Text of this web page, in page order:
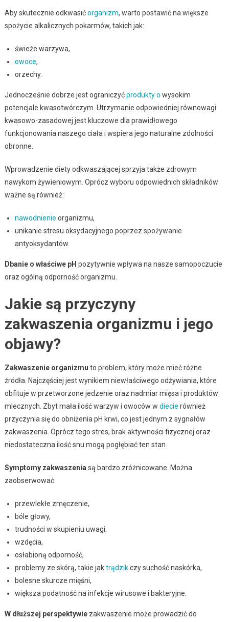
Aby skutecznie odkwasićorganizm, warto postawić na większe
spożycie alkalicznych pokarmów, takich jak:
świeże warzywa,
owoce,
orzechy.
Jednocześnie dobrze jest ograniczyćproduktyo wysokim
potencjale kwasotwórczym. Utrzymanie odpowiedniej równowagi
kwasowo-zasadowej jest kluczowe dla prawidłowego
funkcjonowania naszego ciała i wspiera jego naturalne zdolności
obronne.
Wprowadzenie diety odkwaszającej sprzyja także zdrowym
nawykom żywieniowym. Oprócz wyboru odpowiednich składników
ważne są również:
nawodnienie organizmu,
unikanie stresu oksydacyjnego poprzez spożywanie
antyoksydantów.
Dbanie o właściwe pH pozytywnie wpływa na nasze samopoczucie
oraz ogólną odporność organizmu.
Jakie są przyczyny
zakwaszenia organizmu i jego
objawy?
Zakwaszenie organizmu to problem, który może mieć różne
źródła. Najczęściej jest wynikiem niewłaściwego odżywiania, które
obfituje w przetworzone jedzenie oraz nadmiar mięsa i produktów
mlecznych. Zbyt mała ilość warzyw i owoców w diecie również
przyczynia się do obniżenia pH krwi, co jest jednym z sygnałów
zakwaszenia. Oprócz tego stres, brak aktywności fizycznej oraz
niedostateczna ilość snu mogą pogłębiać ten stan.
Symptomy zakwaszeniasą bardzo zróżnicowane. Można
zaobserwować:
przewlekłe zmęczenie,
bóle głowy,
trudności w skupieniu uwagi,
wzdęcia,
osłabioną odporność,
problemy ze skórą, takie jaktrądzikczy suchość naskórka,
bolesne skurcze mięśni,
większa podatność na infekcje wirusowe i bakteryjne.
W dłuższej perspektywiezakwaszenie może prowadzić do